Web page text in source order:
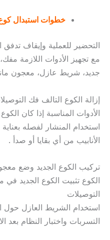
خطوات استبدال
التحضير للعملية وإيقاف
مع تجهيز الأدوات اللازمة
جديد، شريط عازل، معجون
إزالة الكوع التالف فك
الأدوات المناسبة إذا كان
استخدام المنشار لفصله
الأنابيب من أي بقايا أو صدأ .
تركيب الكوع الجديد وضع
الكوع تثبيت الكوع الجديد في
التوصيلات
استخدام الشريط العازل حول
التسربات واختبار النظام بعد